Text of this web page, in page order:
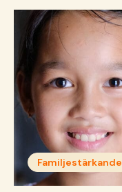
Familjestärkande